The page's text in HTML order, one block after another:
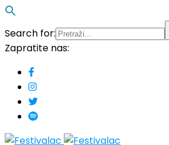
Search for:
Zapratite nas: